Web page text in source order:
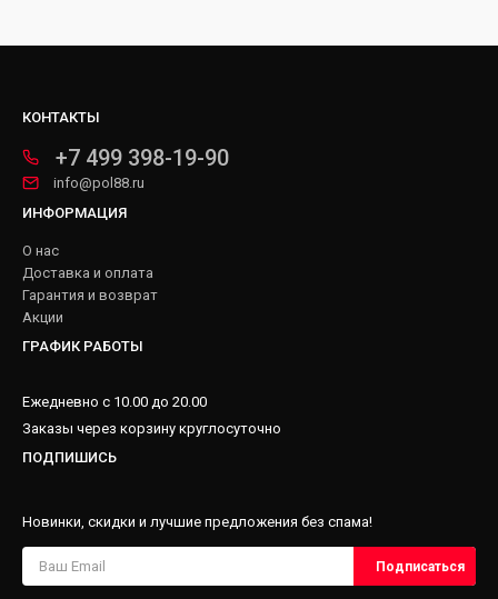
КОНТАКТЫ
+7 499 398-19-90
info@pol88.ru
ИНФОРМАЦИЯ
О нас
Доставка и оплата
Гарантия и возврат
Акции
ГРАФИК РАБОТЫ
Ежедневно с 10.00 до 20.00
Заказы через корзину круглосуточно
ПОДПИШИСЬ
Новинки, скидки и лучшие предложения без спама!